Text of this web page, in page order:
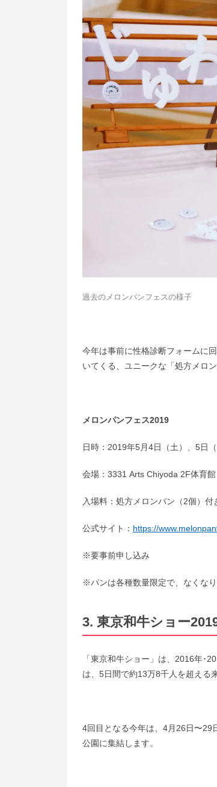
過去のメロンパンフェスの様子
今年は事前に性格診断フォームに
いてくる、ユニークな「処方メロ
メロンパンフェス2019
日時：2019年5月4日（土）、5日
会場：3331 Arts Chiyoda 2F体育
入場料：処方メロンパン（2個）
公式サイト： https://
※要事前申し込み
※パンは各種数量限定で、なくな
3. 東京和牛ショー
「東京和牛ショー」は、2016年･
は、5日間で約13万8千人を超える
4回目となる今年は、4月26日〜29
公園に集結します。